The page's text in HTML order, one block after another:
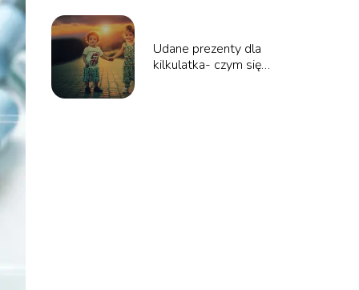
Udane prezenty dla
kilkulatka- czym się